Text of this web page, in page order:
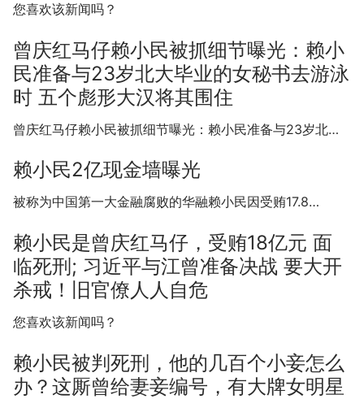
您喜欢该新闻吗？
曾庆红马仔赖小民被抓细节曝光：赖小
民准备与23岁北大毕业的女秘书去游泳
时 五个彪形大汉将其围住
曾庆红马仔赖小民被抓细节曝光：赖小民准备与23岁北…
赖小民2亿现金墙曝光
被称为中国第一大金融腐败的华融赖小民因受贿17.8…
赖小民是曾庆红马仔，受贿18亿元 面
临死刑; 习近平与江曾准备决战 要大开
杀戒！旧官僚人人自危
您喜欢该新闻吗？
赖小民被判死刑，他的几百个小妾怎么
办？这厮曾给妻妾编号，有大牌女明星